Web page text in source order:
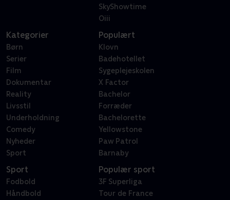
SkyShowtime
Oiii
Kategorier
Børn
Serier
Film
Dokumentar
Reality
Livsstil
Underholdning
Comedy
Nyheder
Sport
Populært
Klovn
Badehotellet
Sygeplejeskolen
X Factor
Bachelor
Forræder
Bachelorette
Yellowstone
Paw Patrol
Barnaby
Sport
Fodbold
Håndbold
Populær sport
3F Superliga
Tour de France